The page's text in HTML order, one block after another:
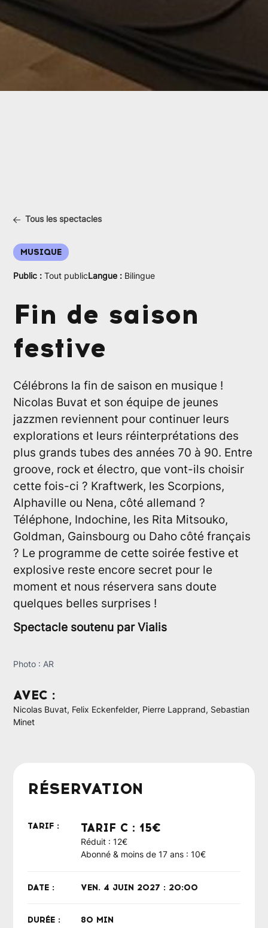
Tous les spectacles
MUSIQUE
Public : Tout publicLangue : Bilingue
Fin de saison
festive
Célébrons la fin de saison en musique !
Nicolas Buvat et son équipe de jeunes
jazzmen reviennent pour continuer leurs
explorations et leurs réinterprétations des
plus grands tubes des années 70 à 90. Entre
groove, rock et électro, que vont-ils choisir
cette fois-ci ? Kraftwerk, les Scorpions,
Alphaville ou Nena, côté allemand ?
Téléphone, Indochine, les Rita Mitsouko,
Goldman, Gainsbourg ou Daho côté français
? Le programme de cette soirée festive et
explosive reste encore secret pour le
moment et nous réservera sans doute
quelques belles surprises !
Spectacle soutenu par Vialis
Photo : AR
AVEC :
Nicolas Buvat, Felix Eckenfelder, Pierre Lapprand, Sebastian
Minet
RÉSERVATION
TARIF : TARIF C : 15€
Réduit : 12€
Abonné & moins de 17 ans : 10€
DATE : VEN. 4 JUIN 2027 : 20:00
DURÉE : 80 MIN